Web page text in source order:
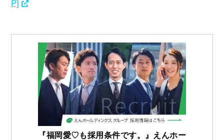
P]
『福岡愛♡も採用条件です。』えんホー